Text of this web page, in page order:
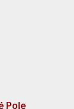
Pole